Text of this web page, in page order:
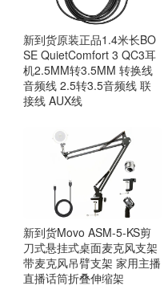
新到货原装正品1.4米长BO
SE QuietComfort 3 QC3耳
机2.5MM转3.5MM 转换线
音频线 2.5转3.5音频线 联
接线 AUX线
新到货Movo ASM-5-KS剪
刀式悬挂式桌面麦克风支架
带麦克风吊臂支架 家用主播
直播话筒折叠伸缩架